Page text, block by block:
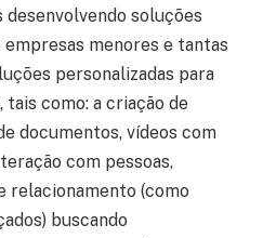
soluções
menores e tantas
personalizadas para
tais como: a criação de
documentos, vídeos com
com pessoas,
relacionamento (como
buscando